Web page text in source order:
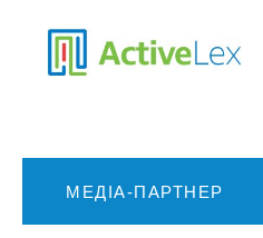
МЕДІА-ПАРТНЕР